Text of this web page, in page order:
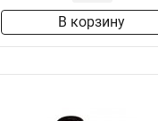
В корзину